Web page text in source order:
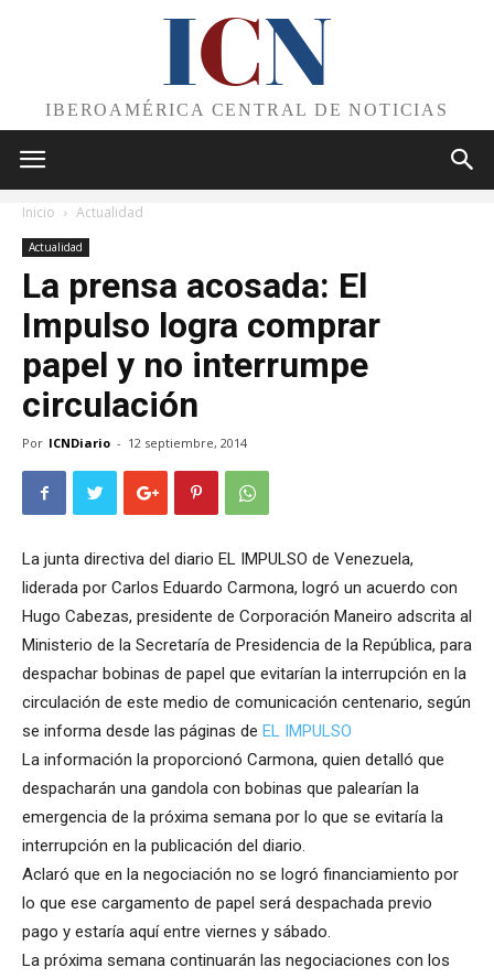
ICN
IBEROAMÉRICA CENTRAL DE NOTICIAS
Inicio Actualidad
Actualidad
La prensa acosada: El
Impulso logra comprar
papel y no interrumpe
circulación
Por ICNDiario - 12 septiembre, 2014
La junta directiva del diario EL IMPULSO de Venezuela,
liderada por Carlos Eduardo Carmona, logró un acuerdo con
Hugo Cabezas, presidente de Corporación Maneiro adscrita al
Ministerio de la Secretaría de Presidencia de la República, para
despachar bobinas de papel que evitarían la interrupción en la
circulación de este medio de comunicación centenario, según
se informa desde las páginas de EL IMPULSO
La información la proporcionó Carmona, quien detalló que
despacharán una gandola con bobinas que palearían la
emergencia de la próxima semana por lo que se evitaría la
interrupción en la publicación del diario.
Aclaró que en la negociación no se logró financiamiento por
lo que ese cargamento de papel será despachada previo
pago y estaría aquí entre viernes y sábado.
La próxima semana continuarán las negociaciones con los